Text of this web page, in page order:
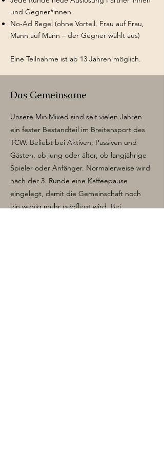
und Gegner*innen
No-Ad Regel (ohne Vorteil, Frau auf Frau,
Mann auf Mann – der Gegner wählt aus)
Eine Teilnahme ist ab 13 Jahren möglich.
Das Gemeinsame
Unsere MiniMixed sind seit vielen Jahren
ein fester Bestandteil im Breitensport des
TCW. Beliebt bei Aktiven, Passiven und
Gästen, ob jung oder älter, ob langjährige
Spieler oder Anfänger. Normalerweise wird
nach der 3. Runde eine Kaffeepause
eingelegt, damit die Gemeinschaft noch
ein wenig mehr gepflegt wird. Bei